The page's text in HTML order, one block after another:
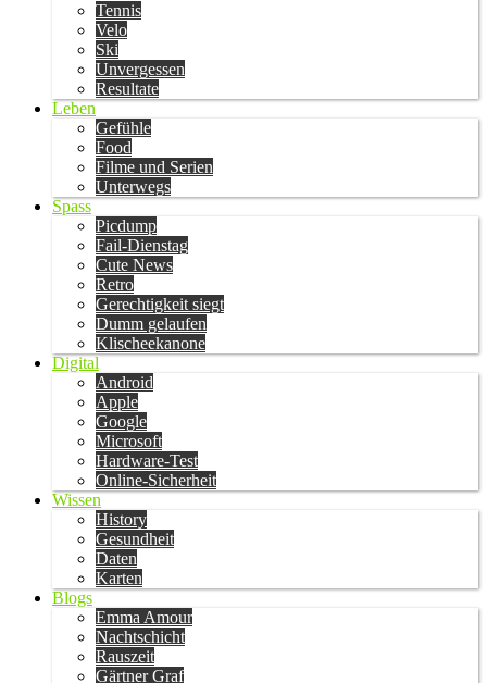
Tennis
Velo
Ski
Unvergessen
Resultate
Leben
Gefühle
Food
Filme und Serien
Unterwegs
Spass
Picdump
Fail-Dienstag
Cute News
Retro
Gerechtigkeit siegt
Dumm gelaufen
Klischeekanone
Digital
Android
Apple
Google
Microsoft
Hardware-Test
Online-Sicherheit
Wissen
History
Gesundheit
Daten
Karten
Blogs
Emma Amour
Nachtschicht
Rauszeit
Gärtner Graf